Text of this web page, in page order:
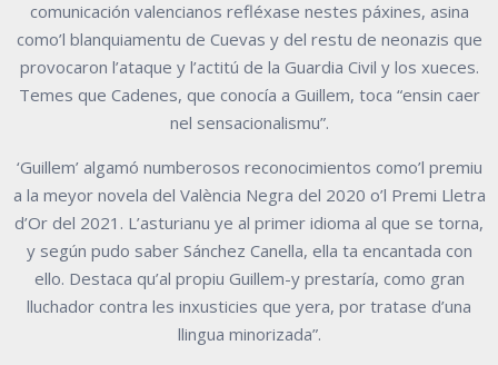
comunicación valencianos refléxase nestes páxines, asina
como’l blanquiamentu de Cuevas y del restu de neonazis que
provocaron l’ataque y l’actitú de la Guardia Civil y los xueces.
Temes que Cadenes, que conocía a Guillem, toca “ensin caer
nel sensacionalismu”.
‘Guillem’ algamó numberosos reconocimientos como’l premiu
a la meyor novela del València Negra del 2020 o’l Premi Lletra
d’Or del 2021. L’asturianu ye al primer idioma al que se torna,
y según pudo saber Sánchez Canella, ella ta encantada con
ello. Destaca qu’al propiu Guillem-y prestaría, como gran
lluchador contra les inxusticies que yera, por tratase d’una
llingua minorizada”.